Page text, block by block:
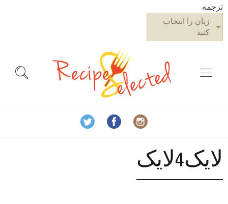
ترجمه
زبان را انتخاب
کنید
لایک4لایک